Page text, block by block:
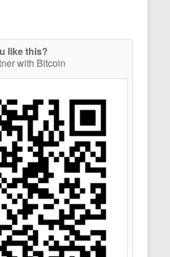
like this?
with Bitcoin